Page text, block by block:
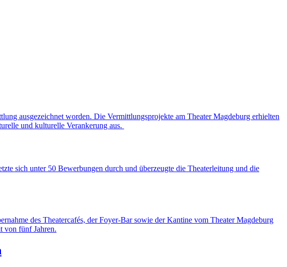
ausgezeichnet worden. Die Vermittlungsprojekte am Theater Magdeburg erhielten
und kulturelle Verankerung aus.
sich unter 50 Bewerbungen durch und überzeugte die Theaterleitung und die
des Theatercafés, der Foyer-Bar sowie der Kantine vom Theater Magdeburg
von fünf Jahren.